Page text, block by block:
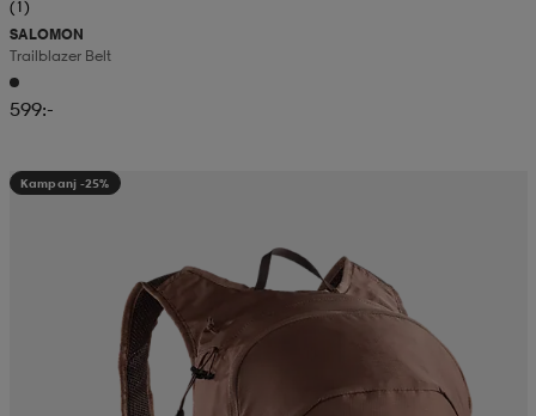
(1)
SALOMON
Trailblazer Belt
599:-
Kampanj -25%